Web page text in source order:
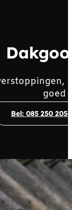
goed
Bel: 085 250 2056